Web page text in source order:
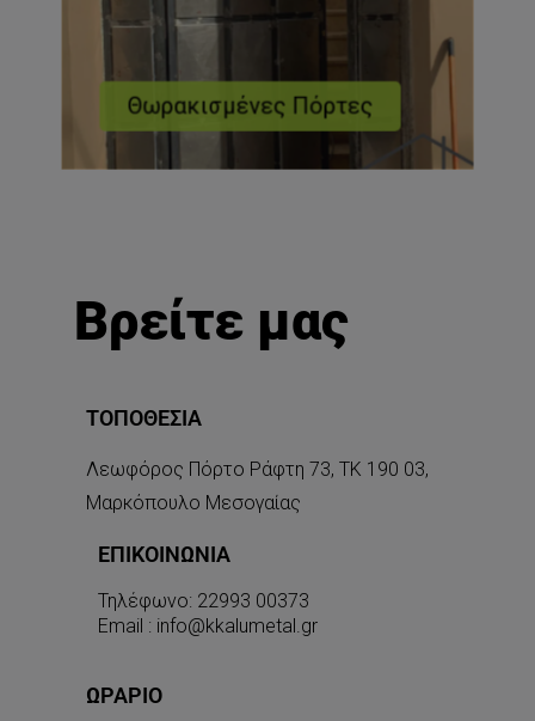
Θωρακισμένες Πόρτες
Βρείτε μας
ΤΟΠΟΘΕΣΊΑ
Λεωφόρος Πόρτο Ράφτη 73, ΤΚ 190 03,
Μαρκόπουλο Μεσογαίας
ΕΠΙΚΟΙΝΩΝΊΑ
Τηλέφωνο: 22993 00373
Email : info@kkalumetal.gr
ΩΡΆΡΙΟ